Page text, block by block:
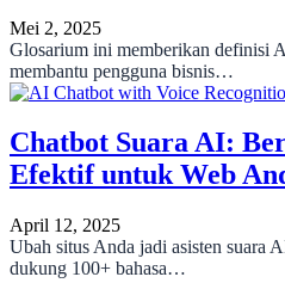
Mei 2, 2025
Glosarium ini memberikan definisi
membantu pengguna bisnis…
Chatbot Suara AI:
Efektif untuk Web
April 12, 2025
Ubah situs Anda jadi asisten suara
dukung 100+ bahasa…